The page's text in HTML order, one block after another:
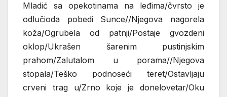
Mladić sa opekotinama na leđima/čvrsto je
odlučioda pobedi Sunce//Njegova nagorela
koža/Ogrubela od patnji/Postaje gvozdeni
oklop/Ukrašen šarenim pustinjskim
prahom/Zalutalom u porama//Njegova
stopala/Teško podnoseći teret/Ostavljaju
crveni trag u/Zrno koje je donelovetar/Oku